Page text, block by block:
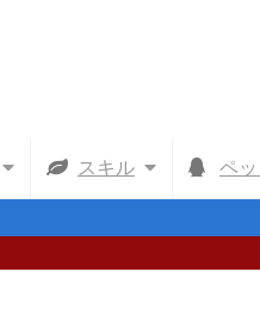
スキル ペッ